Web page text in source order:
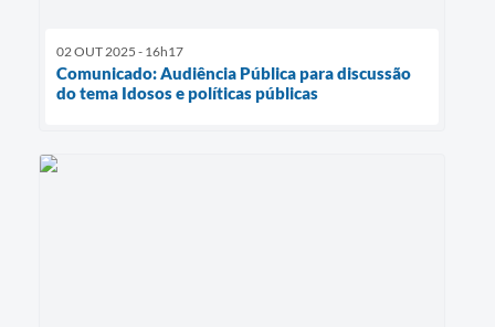
02 OUT 2025 - 16h17
Comunicado: Audiência Pública para discussão
do tema Idosos e políticas públicas